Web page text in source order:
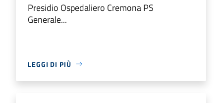
Presidio Ospedaliero Cremona PS
Generale...
LEGGI DI PIÙ